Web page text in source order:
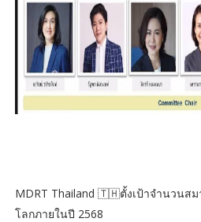
MDRT Thailand 🇹🇭ตั้งเป้าจำนวนส
โลกภายในปี 2568